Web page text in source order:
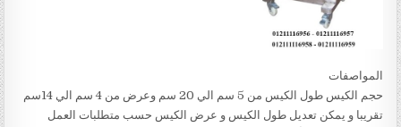
المواصفات
حجم الكيس طول الكيس من 5 سم الي 20 سم وعرض من 4 سم الي 14سم
تقريبا و يمكن تعديل طول الكيس و عرض الكيس حسب متطلبات العمل